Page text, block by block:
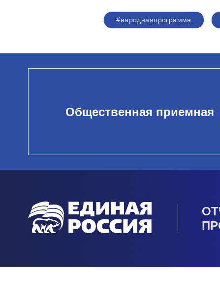
#народнаяпрограмма
Общественная приемная